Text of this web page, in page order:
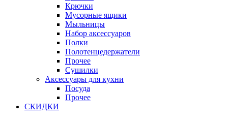
Крючки
Мусорные ящики
Мыльницы
Набор аксессуаров
Полки
Полотенцедержатели
Прочее
Сушилки
Аксессуары для кухни
Посуда
Прочее
СКИДКИ